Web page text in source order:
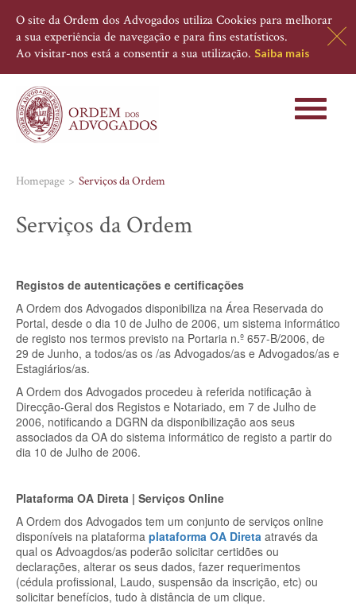
O site da Ordem dos Advogados utiliza Cookies para melhorar
a sua experiência de navegação e para fins estatísticos.
Ao visitar-nos está a consentir a sua utilização. Saiba mais
Toggle
Homepage Serviços da Ordem
Serviços da Ordem
Registos de autenticações e certificações
A Ordem dos Advogados disponibiliza na Área Reservada do
Portal, desde o dia 10 de Julho de 2006, um sistema informático
de registo nos termos previsto na Portaria n.º 657-B/2006, de
29 de Junho, a todos/as os /as Advogados/as e Advogados/as e
Estagiários/as.
A Ordem dos Advogados procedeu à referida notificação à
Direcção-Geral dos Registos e Notariado, em 7 de Julho de
2006, notificando a DGRN da disponibilização aos seus
associados da OA do sistema informático de registo a partir do
dia 10 de Julho de 2006.
Plataforma OA Direta | Serviços Online
A Ordem dos Advogados tem um conjunto de serviços online
disponíveis na plataforma plataforma OA Direta através da
qual os Advoagdos/as poderão solicitar certidões ou
declarações, alterar os seus dados, fazer requerimentos
(cédula profissional, Laudo, suspensão da inscrição, etc) ou
solicitar benefícios, tudo à distância de um clique.